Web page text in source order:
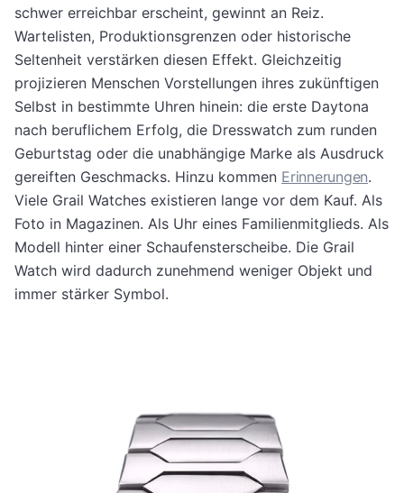
schwer erreichbar erscheint, gewinnt an Reiz.
Wartelisten, Produktionsgrenzen oder historische
Seltenheit verstärken diesen Effekt. Gleichzeitig
projizieren Menschen Vorstellungen ihres zukünftigen
Selbst in bestimmte Uhren hinein: die erste Daytona
nach beruflichem Erfolg, die Dresswatch zum runden
Geburtstag oder die unabhängige Marke als Ausdruck
gereiften Geschmacks. Hinzu kommen Erinnerungen.
Viele Grail Watches existieren lange vor dem Kauf. Als
Foto in Magazinen. Als Uhr eines Familienmitglieds. Als
Modell hinter einer Schaufensterscheibe. Die Grail
Watch wird dadurch zunehmend weniger Objekt und
immer stärker Symbol.